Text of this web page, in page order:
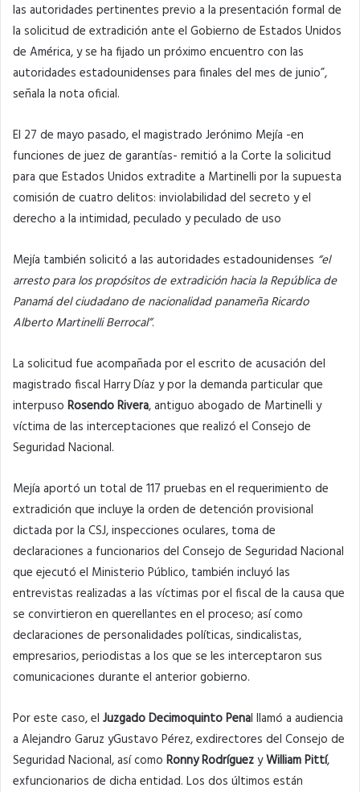
las autoridades pertinentes previo a la presentación formal de
la solicitud de extradición ante el Gobierno de Estados Unidos
de América, y se ha fijado un próximo encuentro con las
autoridades estadounidenses para finales del mes de junio”,
señala la nota oficial.
El 27 de mayo pasado, el magistrado Jerónimo Mejía -en
funciones de juez de garantías- remitió a la Corte la solicitud
para que Estados Unidos extradite a Martinelli por la supuesta
comisión de cuatro delitos: inviolabilidad del secreto y el
derecho a la intimidad, peculado y peculado de uso
Mejía también solicitó a las autoridades estadounidenses “el
arresto para los propósitos de extradición hacia la República de
Panamá del ciudadano de nacionalidad panameña Ricardo
Alberto Martinelli Berrocal”.
La solicitud fue acompañada por el escrito de acusación del
magistrado fiscal Harry Díaz y por la demanda particular que
interpuso Rosendo Rivera, antiguo abogado de Martinelli y
víctima de las interceptaciones que realizó el Consejo de
Seguridad Nacional.
Mejía aportó un total de 117 pruebas en el requerimiento de
extradición que incluye la orden de detención provisional
dictada por la CSJ, inspecciones oculares, toma de
declaraciones a funcionarios del Consejo de Seguridad Nacional
que ejecutó el Ministerio Público, también incluyó las
entrevistas realizadas a las víctimas por el fiscal de la causa que
se convirtieron en querellantes en el proceso; así como
declaraciones de personalidades políticas, sindicalistas,
empresarios, periodistas a los que se les interceptaron sus
comunicaciones durante el anterior gobierno.
Por este caso, el Juzgado Decimoquinto Penal llamó a audiencia
a Alejandro Garuz yGustavo Pérez, exdirectores del Consejo de
Seguridad Nacional, así como Ronny RodríguezyWilliam Pittí,
exfuncionarios de dicha entidad. Los dos últimos están